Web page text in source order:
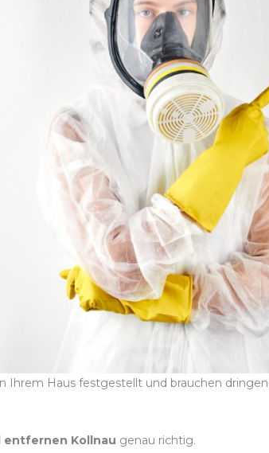
Haus festgestellt und brauchen
entfernen Kollnau genau richtig.